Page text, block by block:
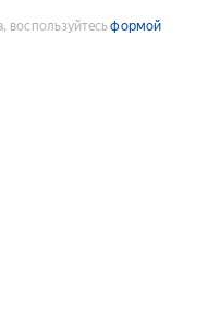
воспользуйтесьформой